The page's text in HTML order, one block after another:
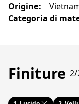
Origine:
Categoria di
Finiture 2/